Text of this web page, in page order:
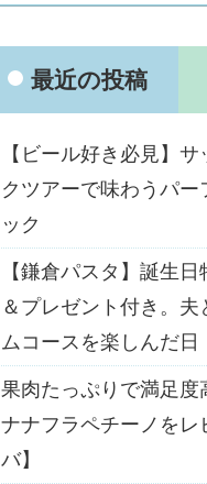
最近の投稿
【ビール好き必見】
クツアーで味わうパー
ック
【鎌倉パスタ】誕生
＆プレゼント付き。夫
ムコースを楽しんだ日
果肉たっぷりで満足度
ナナフラペチーノをレ
バ】